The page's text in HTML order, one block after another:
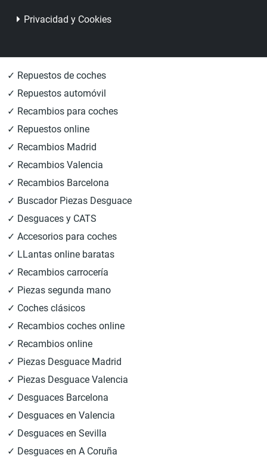
Privacidad y Cookies
✓ Repuestos de coches
✓ Repuestos automóvil
✓ Recambios para coches
✓ Repuestos online
✓ Recambios Madrid
✓ Recambios Valencia
✓ Recambios Barcelona
✓ Buscador Piezas Desguace
✓ Desguaces y CATS
✓ Accesorios para coches
✓ LLantas online baratas
✓ Recambios carrocería
✓ Piezas segunda mano
✓ Coches clásicos
✓ Recambios coches online
✓ Recambios online
✓ Piezas Desguace Madrid
✓ Piezas Desguace Valencia
✓ Desguaces Barcelona
✓ Desguaces en Valencia
✓ Desguaces en Sevilla
✓ Desguaces en A Coruña